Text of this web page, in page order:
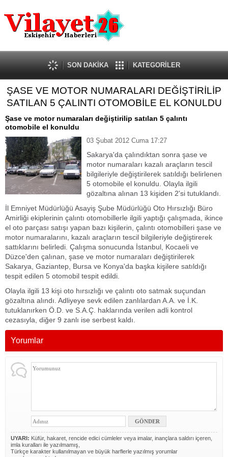
Güncel
Ekonomi
Politika
Eğitim
Spor
Kültür-Sanat
Dünya
Röportaj
Tanıtım Yazısı
SON DAKİKA KATEGORİLER
ŞASE VE MOTOR NUMARALARI DEĞİŞTİRİLİP
SATILAN 5 ÇALINTI OTOMOBİLE EL KONULDU
Şase ve motor numaraları değiştirilip satılan 5 çalıntı
otomobile el konuldu
03 Şubat 2012 Cuma 17:27
Sakarya'da çalındıktan sonra şase ve
motor numaraları kazalı araçların tescil
bilgileriyle değiştirilerek satıldığı belirlenen
5 otomobile el konuldu. Olayla ilgili
gözaltına alınan 13 kişiden 2'si tutuklandı.
İl Emniyet Müdürlüğü Asayiş Şube Müdürlüğü Oto Hırsızlığı Büro
Amirliği ekiplerinin çalıntı otomobillerle ilgili yaptığı çalışmada, ikince
el oto parçası satışı yapan bazı kişilerin, çalıntı otomobilleri şase ve
motor numaralarını, kazalı araçların tescil bilgileriyle değiştirerek
sattıklarını belirledi. Çalışma sonucunda İstanbul, Kocaeli ve
Düzce'den çalınan, şase ve motor numaraları değiştirilerek
Sakarya, Gaziantep, Bursa ve Konya'da başka kişilere satıldığı
tespit edilen 5 otomobil tespit edildi.
Olayla ilgili 13 kişi oto hırsızlığı ve çalıntı oto satmak suçundan
gözaltına alındı. Adliyeye sevk edilen zanlılardan A.A. ve İ.K.
tutuklanırken Ö.D. ve S.A.Ç. haklarında verilen adli kontrol
cezasıyla, diğer 9 zanlı ise serbest kaldı.
Yorumlar
UYARI: Küfür, hakaret, rencide edici cümleler veya imalar, inançlara saldırı içeren,
imla kuralları ile yazılmamış,
Türkçe karakter kullanılmayan ve büyük harflerle yazılmış yorumlar